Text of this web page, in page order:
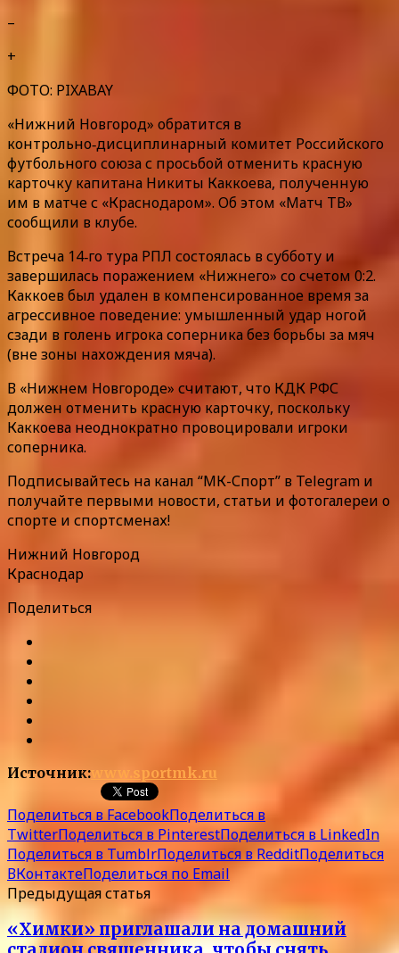
–
+
ФОТО: PIXABAY
«Нижний Новгород» обратится в
контрольно‑дисциплинарный комитет Российского
футбольного союза с просьбой отменить красную
карточку капитана Никиты Каккоева, полученную
им в матче с «Краснодаром». Об этом «Матч ТВ»
сообщили в клубе.
Встреча 14‑го тура РПЛ состоялась в субботу и
завершилась поражением «Нижнего» со счетом 0:2.
Каккоев был удален в компенсированное время за
агрессивное поведение: умышленный удар ногой
сзади в голень игрока соперника без борьбы за мяч
(вне зоны нахождения мяча).
В «Нижнем Новгороде» считают, что КДК РФС
должен отменить красную карточку, поскольку
Каккоева неоднократно провоцировали игроки
соперника.
Подписывайтесь на канал “МК-Спорт” в Telegram и
получайте первыми новости, статьи и фотогалереи о
спорте и спортсменах!
Нижний Новгород
Краснодар
Поделиться
Источник:www.sportmk.ru
Поделиться в FacebookПоделиться в
TwitterПоделиться в PinterestПоделиться в LinkedIn
Поделиться в TumblrПоделиться в RedditПоделиться
ВКонтактеПоделиться по Email
Предыдущая статья
«Химки» приглашали на домашний